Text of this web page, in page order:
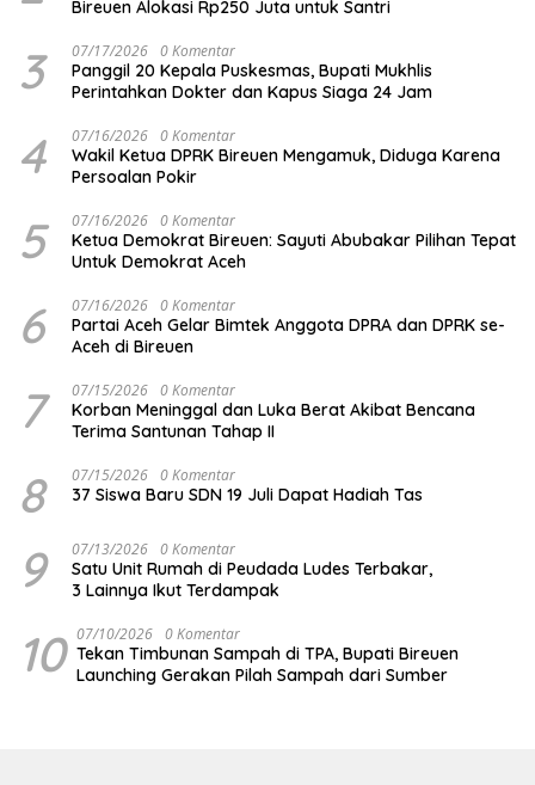
Bireuen Alokasi Rp250 Juta untuk Santri
3 07/17/2026 0 Komentar
Panggil 20 Kepala Puskesmas, Bupati Mukhlis
Perintahkan Dokter dan Kapus Siaga 24 Jam
4 07/16/2026 0 Komentar
Wakil Ketua DPRK Bireuen Mengamuk, Diduga Karena
Persoalan Pokir
5 07/16/2026 0 Komentar
Ketua Demokrat Bireuen: Sayuti Abubakar Pilihan Tepat
Untuk Demokrat Aceh
6 07/16/2026 0 Komentar
Partai Aceh Gelar Bimtek Anggota DPRA dan DPRK se-
Aceh di Bireuen
7 07/15/2026 0 Komentar
Korban Meninggal dan Luka Berat Akibat Bencana
Terima Santunan Tahap II
8 07/15/2026 0 Komentar
37 Siswa Baru SDN 19 Juli Dapat Hadiah Tas
9 07/13/2026 0 Komentar
Satu Unit Rumah di Peudada Ludes Terbakar,
3 Lainnya Ikut Terdampak
10 07/10/2026 0 Komentar
Tekan Timbunan Sampah di TPA, Bupati Bireuen
Launching Gerakan Pilah Sampah dari Sumber